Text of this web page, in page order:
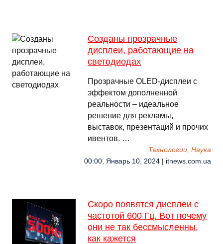
Созданы прозрачные
дисплеи, работающие на
светодиодах
Прозрачные OLED-дисплеи с
эффектом дополненной
реальности – идеальное
решение для рекламы,
выставок, презентаций и прочих
ивентов. …
Технологии, Наука
00:00, Январь 10, 2024 | itnews.com.ua
Скоро появятся дисплеи с
частотой 600 Гц. Вот почему
они не так бессмысленны,
как кажется